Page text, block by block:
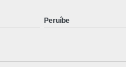
Peruíbe